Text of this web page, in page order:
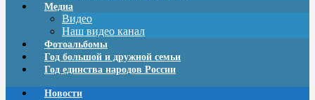
Медиа
Видео
Наш видео канал
Фотоальбомы
Год большой и дружной семьи
Год единства народов России
Новости